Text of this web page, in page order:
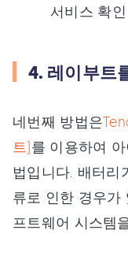
서비스 확인
4. 레이부트
네번째 방법은
트)를 이용하여
법입니다. 배터리
류로 인한 경우가
프트웨어 시스템